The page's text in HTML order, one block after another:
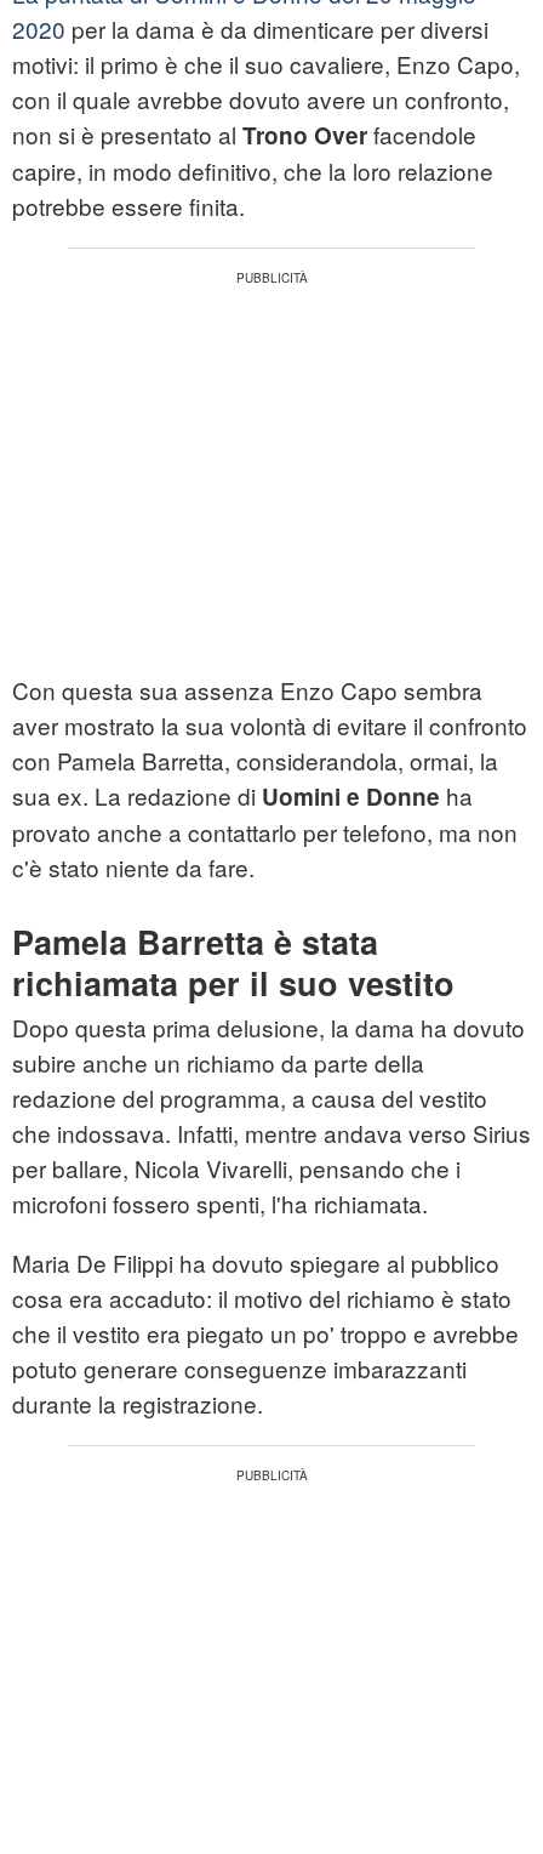
2020 per la dama è da dimenticare per diversi
motivi: il primo è che il suo cavaliere, Enzo Capo,
con il quale avrebbe dovuto avere un confronto,
non si è presentato al Trono Overfacendole
capire, in modo definitivo, che la loro relazione
potrebbe essere finita.
Con questa sua assenza Enzo Capo sembra
aver mostrato la sua volontà di evitare il confronto
con Pamela Barretta, considerandola, ormai, la
sua ex. La redazione di Uomini e Donne ha
provato anche a contattarlo per telefono, ma non
c'è stato niente da fare.
Pamela Barretta è stata
richiamata per il suo vestito
Dopo questa prima delusione, la dama ha dovuto
subire anche un richiamo da parte della
redazione del programma, a causa del vestito
che indossava. Infatti, mentre andava verso Sirius
per ballare, Nicola Vivarelli, pensando che i
microfoni fossero spenti, l'ha richiamata.
Maria De Filippi ha dovuto spiegare al pubblico
cosa era accaduto: il motivo del richiamo è stato
che il vestito era piegato un po' troppo e avrebbe
potuto generare conseguenze imbarazzanti
durante la registrazione.